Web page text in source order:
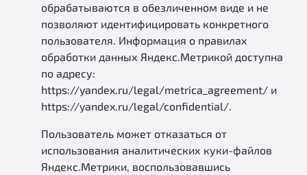
обрабатываются в обезличенном виде и не
позволяют идентифицировать конкретного
пользователя. Информация о правилах
обработки данных Яндекс.Метрикой доступна
по адресу:
https://yandex.ru/legal/metrica_agreement/ и
https://yandex.ru/legal/confidential/.
Пользователь может отказаться от
использования аналитических куки-файлов
Яндекс.Метрики, воспользовавшись